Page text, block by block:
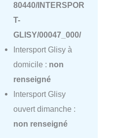
80440/INTERSPOR
T-
GLISY/00047_000/
Intersport Glisy à
domicile : non
renseigné
Intersport Glisy
ouvert dimanche :
non renseigné